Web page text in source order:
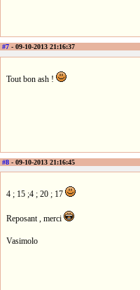
#7 - 09-10-2013 21:16:37
Tout bon ash !
#8 - 09-10-2013 21:16:45
4 ; 15 ;4 ; 20 ; 17
Reposant , merci
Vasimolo